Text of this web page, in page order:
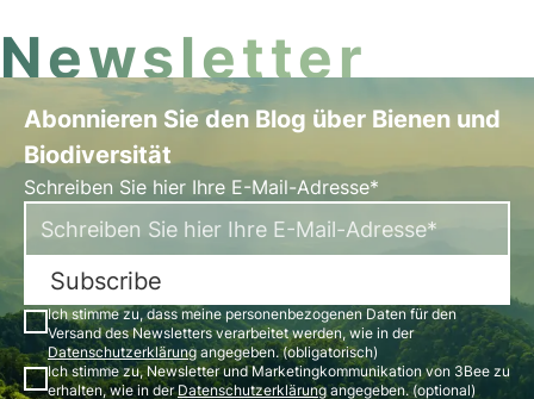
Newsletter
Abonnieren Sie den Blog über Bienen und
Biodiversität
Schreiben Sie hier Ihre E-Mail-Adresse*
Subscribe
Ich stimme zu, dass meine personenbezogenen Daten für den
Versand des Newsletters verarbeitet werden, wie in der
Datenschutzerklärungangegeben. (obligatorisch)
Ich stimme zu, Newsletter und Marketingkommunikation von 3Bee zu
erhalten, wie in derDatenschutzerklärungangegeben. (optional)